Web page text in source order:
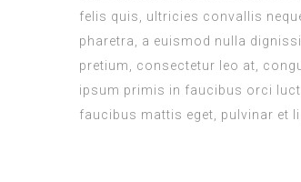
felis quis, ultricies convallis
pharetra, a euismod nulla
pretium, consectetur leo at,
ipsum primis in faucibus orci
faucibus mattis eget, pulvinar et